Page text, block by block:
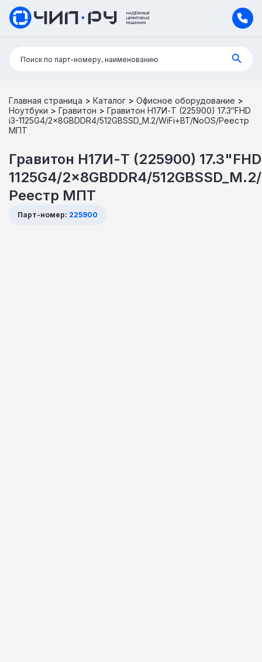
Поиск:
Поиск по парт-номеру, наименованию
Главная страница > Каталог > Офисное оборудование >
Ноутбуки > Гравитон > Гравитон Н17И-Т (225900) 17.3″FHD
i3-1125G4/2x8GBDDR4/512GBSSD_M.2/WiFi+BT/NoOS/Реестр
МПТ
Гравитон Н17И-Т (225900)
1125G4/2x8GBDDR4/
Реестр МПТ
Парт-номер: 225900